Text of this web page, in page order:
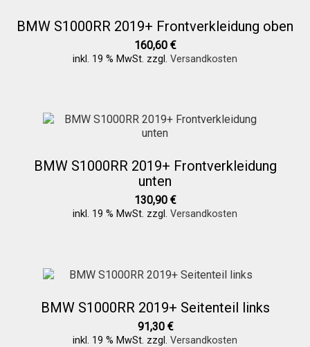
Kasse
Mein Konto
Allgemeine Geschäftsbedingungen
Datenschutzerklärung
BMW S1000RR 2019+ Frontverkleidung oben
160,60 €
inkl. 19 % MwSt. zzgl. Versandkosten
BMW S1000RR 2019+ Frontverkleidung
unten
130,90 €
inkl. 19 % MwSt. zzgl. Versandkosten
BMW S1000RR 2019+ Seitenteil links
91,30 €
inkl. 19 % MwSt. zzgl. Versandkosten